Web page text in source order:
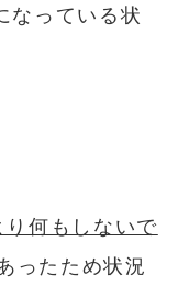
なっている状
何もしないで
ったため状況